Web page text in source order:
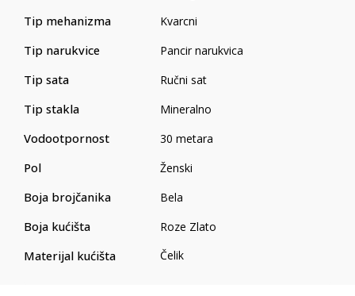
Tip mehanizma Kvarcni
Tip narukvice Pancir narukvica
Tip sata Ručni sat
Tip stakla Mineralno
Vodootpornost 30 metara
Pol Ženski
Boja brojčanika Bela
Boja kućišta Roze Zlato
Materijal kućišta Čelik